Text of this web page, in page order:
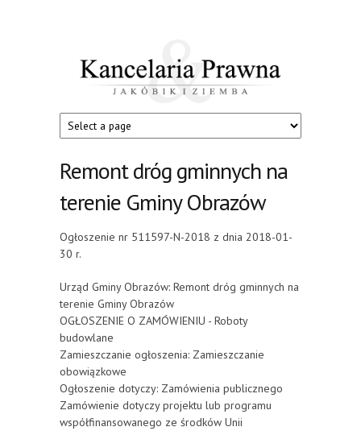
Kancelaria
Prawna
Remont dróg gminnych na
terenie Gminy Obrazów
Ogłoszenie nr 511597-N-2018 z dnia 2018-01-
30 r.
Urząd Gminy Obrazów: Remont dróg gminnych na
terenie Gminy Obrazów
OGŁOSZENIE O ZAMÓWIENIU - Roboty
budowlane
Zamieszczanie ogłoszenia: Zamieszczanie
obowiązkowe
Ogłoszenie dotyczy: Zamówienia publicznego
Zamówienie dotyczy projektu lub programu
współfinansowanego ze środków Unii